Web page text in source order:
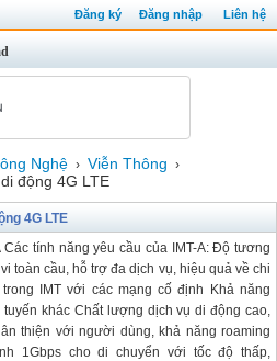
Đăng ký Đăng nhập Liên hệ
Nghệ › Viễn Thông ›
động 4G LTE
4G LTE
Các tính năng yêu cầu của IMT-A: Độ tương
toàn cầu, hỗ trợ đa dịch vụ, hiệu quả về chi
IMT với các mạng cố định Khả năng
khác Chất lượng dịch vụ di động cao,
thiện với người dùng, khả năng roaming
1Gbps cho di chuyển với tốc độ thấp,